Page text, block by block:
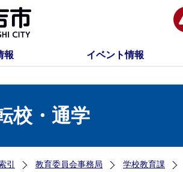
報 イベント情報
校・通学
引 教育委員会事務局 学校教育課